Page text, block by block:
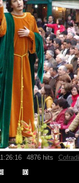
4876 hits